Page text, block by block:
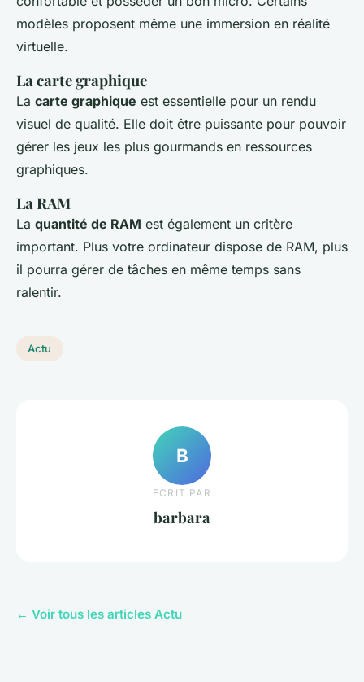
modèles proposent même une immersion en réalité
virtuelle.
La carte graphique
La carte graphique est essentielle pour un rendu
visuel de qualité. Elle doit être puissante pour pouvoir
gérer les jeux les plus gourmands en ressources
graphiques.
La RAM
La quantité de RAM est également un critère
important. Plus votre ordinateur dispose de RAM, plus
il pourra gérer de tâches en même temps sans
ralentir.
Actu
B
ECRIT PAR
barbara
← Voir tous les articles Actu